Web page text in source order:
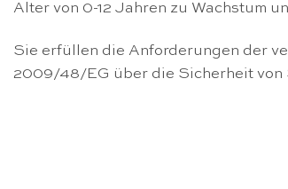
Alter von 0-12 Jahren zu Wachstum
Sie erfüllen die Anforderungen der
2009/48/EG über die Sicherheit von